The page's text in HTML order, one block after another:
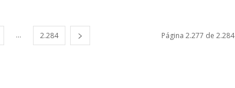
... 2.284 Página 2.277 de 2.284